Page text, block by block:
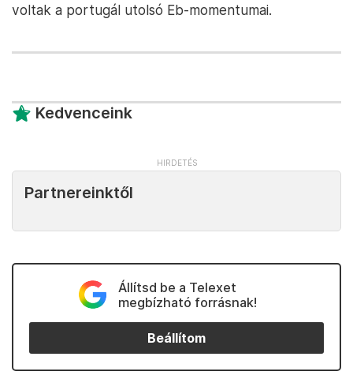
voltak a portugál utolsó Eb-momentumai.
Kedvenceink
Partnereinktől
Állítsd be a Telexet
megbízható forrásnak!
Beállítom